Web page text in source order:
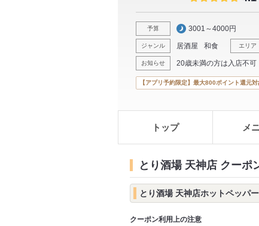
予算 3001～4000円
ジャンル 居酒屋 和食 エリア
お知らせ 20歳未満の方は入店不可
【アプリ予約限定】最大800ポイント還元
トップ メ
とり酒場 天神店 クーポ
とり酒場 天神店ホットペッパ
クーポン利用上の注意